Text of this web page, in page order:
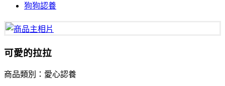
狗狗認養
可愛的拉拉
商品類別：愛心認養